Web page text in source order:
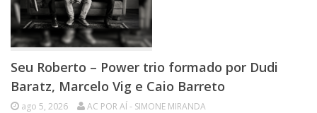
Seu Roberto – Power trio formado por Dudi
Baratz, Marcelo Vig e Caio Barreto
ago 5, 2026 AC POR AÍ - SIMONE MIRANDA